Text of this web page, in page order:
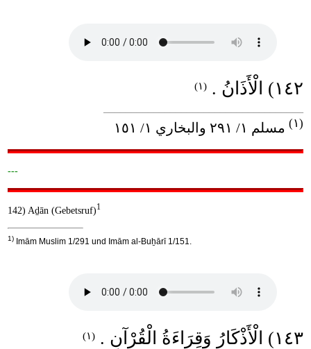
١٤٢) الْأَذَانُ . (١)
(١) مسلم ١/ ٢٩١ والبخاري ١/ ١٥١
---
142) Aḏān (Gebetsruf)1
1) Imām Muslim 1/291 und Imām al-Buẖārī 1/151.
١٤٣) الْأَذْكَارُ وَقِرَاءَةُ الْقُرْآنِ . (١)